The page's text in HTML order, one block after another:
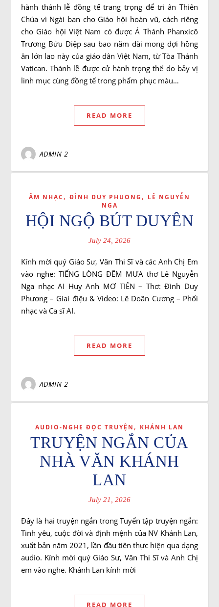
hành thánh lễ đồng tế trang trọng để tri ân Thiên
Chúa vì Ngài ban cho Giáo hội hoàn vũ, cách riêng
cho Giáo hội Việt Nam có được Á Thánh Phanxicô
Trương Bửu Diệp sau bao năm dài mong đợi hồng
ân lớn lao này của giáo dân Việt Nam, từ Tòa Thánh
Vatican. Thánh lễ được cử hành trọng thể do bảy vị
linh mục cùng đồng tế trong phẩm phục màu…
READ MORE
ADMIN 2
ÂM NHẠC , ĐÌNH DUY PHUONG , LÊ NGUYỄN
NGA
HỘI NGỘ BÚT DUYÊN
July 24, 2026
Kính mời quý Giáo Sư, Văn Thi Sĩ và các Anh Chị Em
vào nghe: TIẾNG LÒNG ĐÊM MƯA thơ Lê Nguyễn
Nga nhạc AI Huy Anh MƠ TIÊN – Thơ: Đình Duy
Phương – Giai điệu & Video: Lê Doãn Cương – Phối
nhạc và Ca sĩ AI.
READ MORE
ADMIN 2
AUDIO-NGHE ĐỌC TRUYỆN , KHÁNH LAN
TRUYỆN NGẮN CỦA
NHÀ VĂN KHÁNH
LAN
July 21, 2026
Đây là hai truyện ngắn trong Tuyển tập truyện ngắn:
Tinh yêu, cuộc đời và định mệnh của NV Khánh Lan,
xuất bản năm 2021, lần đầu tiên thực hiện qua dạng
audio. Kính mời quý Giáo Sư, Văn Thi Sĩ và Anh Chị
em vào nghe. Khánh Lan kính mời
READ MORE